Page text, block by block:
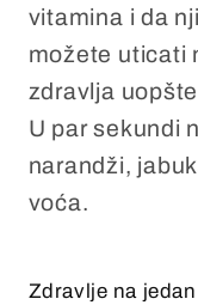
vitamina i da
možete uticati
zdravlja
U par sekundi
narandži,
voća.
Zdravlje na